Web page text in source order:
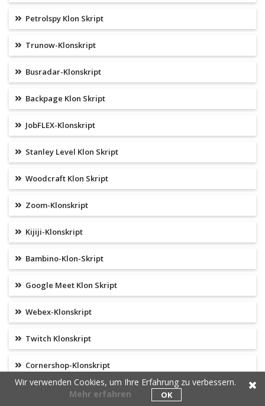
Petrolspy Klon Skript
Trunow-Klonskript
Busradar-Klonskript
Backpage Klon Skript
JobFLEX-Klonskript
Stanley Level Klon Skript
Woodcraft Klon Skript
Zoom-Klonskript
Kijiji-Klonskript
Bambino-Klon-Skript
Google Meet Klon Skript
Webex-Klonskript
Twitch Klonskript
Cornershop-Klonskript
Practo Klon Skript
Wir verwenden Cookies, um Ihre Erfahrung zu verbessern.
Mehr erfahren
OK